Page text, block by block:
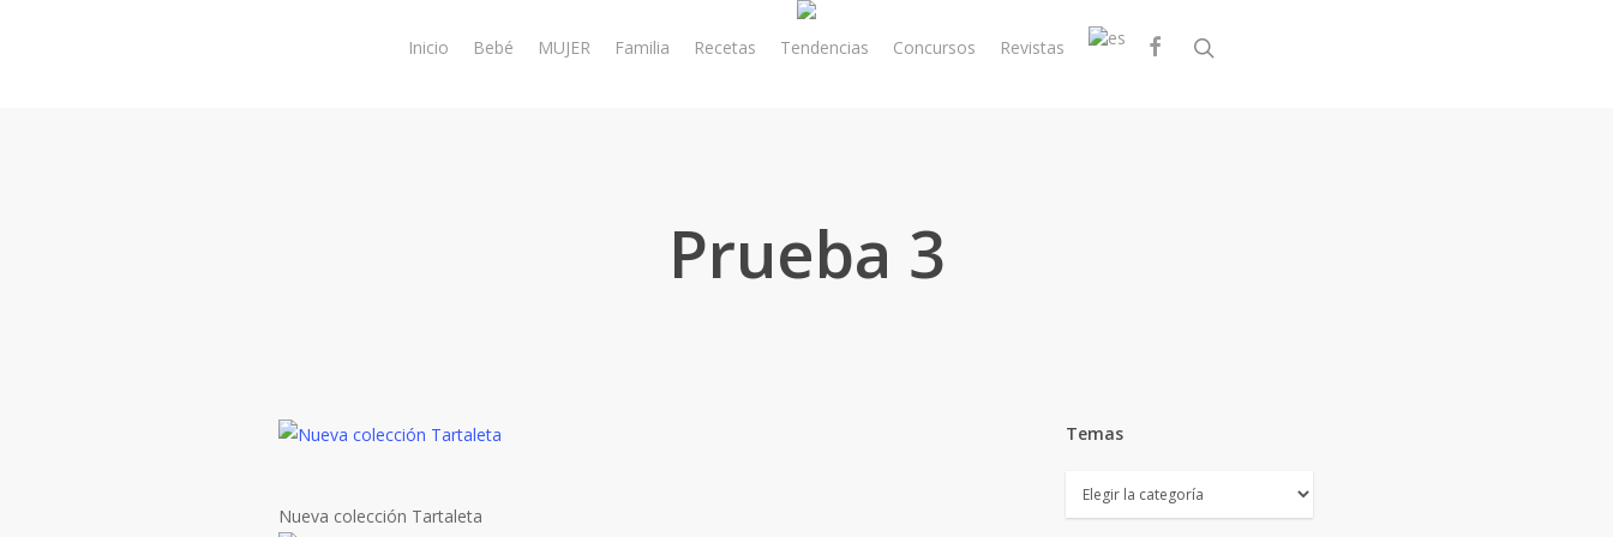
Inicio Bebé MUJER Familia Recetas Tendencias Concursos Revistas facebook
Prueba 3
Nueva colección Tartaleta
Temas
Temas